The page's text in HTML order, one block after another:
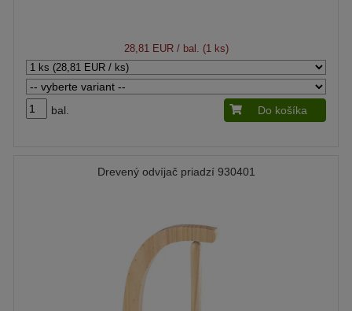
28,81 EUR/ bal. (1 ks)
bal. Do košíka
Drevený odvíjač priadzí 930401